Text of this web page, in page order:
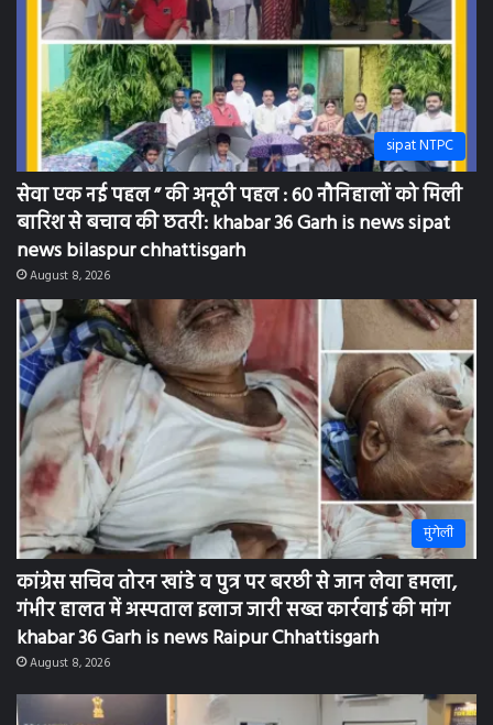
sipat NTPC
सेवा एक नई पहल ” की अनूठी पहल : 60 नौनिहालों को मिली
बारिश से बचाव की छतरी: khabar 36 Garh is news sipat
news bilaspur chhattisgarh
August 8, 2026
मुंगेली
कांग्रेस सचिव तोरन खांडे व पुत्र पर बरछी से जान लेवा हमला,
गंभीर हालत में अस्पताल इलाज जारी सख्त कार्रवाई की मांग
khabar 36 Garh is news Raipur Chhattisgarh
August 8, 2026